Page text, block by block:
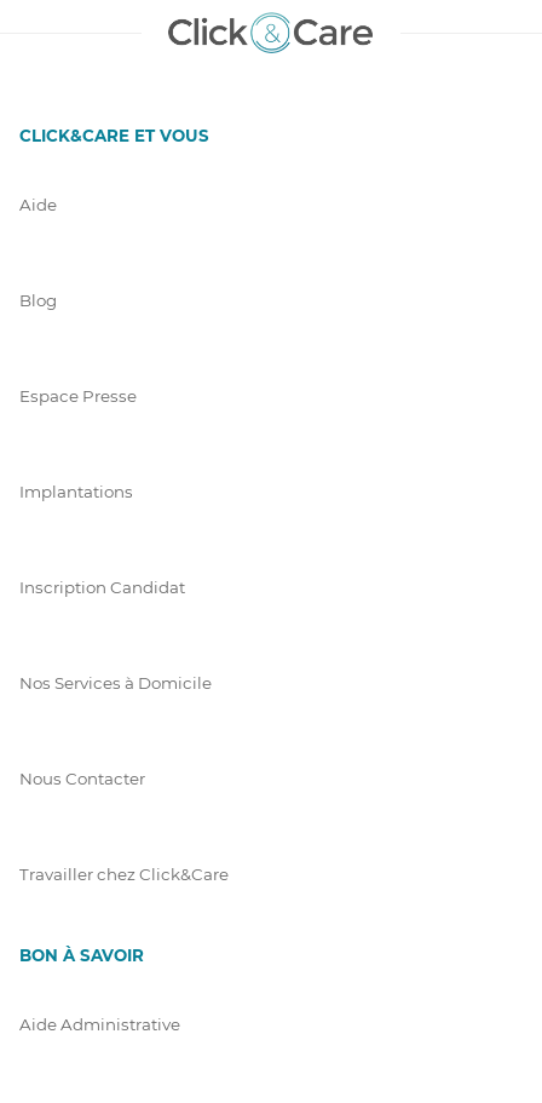
CLICK&CARE ET VOUS
Aide
Blog
Espace Presse
Implantations
Inscription Candidat
Nos Services à Domicile
Nous Contacter
Travailler chez Click&Care
BON À SAVOIR
Aide Administrative